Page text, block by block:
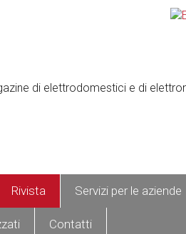
Rivista Servizi per le aziende
Contatti